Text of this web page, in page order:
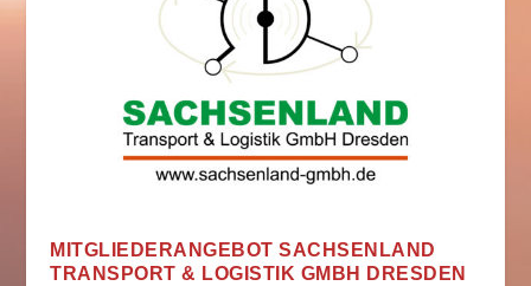
MITGLIEDERANGEBOT SACHSENLAND
TRANSPORT & LOGISTIK GMBH DRESDEN